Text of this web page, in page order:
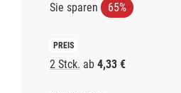
Sie sparen 65%
2 Stck. ab 4,33 €